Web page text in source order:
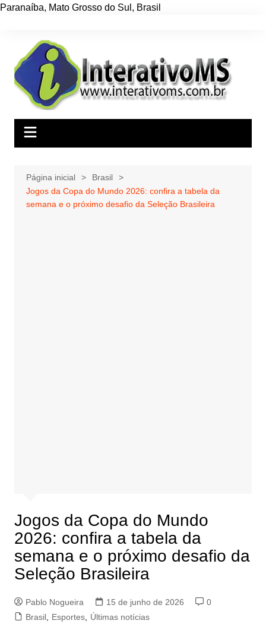
Paranaíba, Mato Grosso do Sul , Brasil
conteúdo
Página inicial
Brasil
Jogos da Copa do Mundo 2026: confira a tabela da
semana e o próximo desafio da Seleção Brasileira
Jogos da Copa do Mundo
2026: confira a tabela da
semana e o próximo desafio da
Seleção Brasileira
Pablo Nogueira 15 de junho de 2026
0
Brasil, Esportes, Últimas notícias